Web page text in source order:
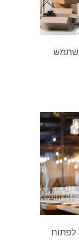
לפתוח